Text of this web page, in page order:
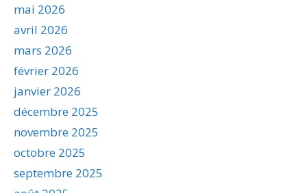
mai 2026
avril 2026
mars 2026
février 2026
janvier 2026
décembre 2025
novembre 2025
octobre 2025
septembre 2025